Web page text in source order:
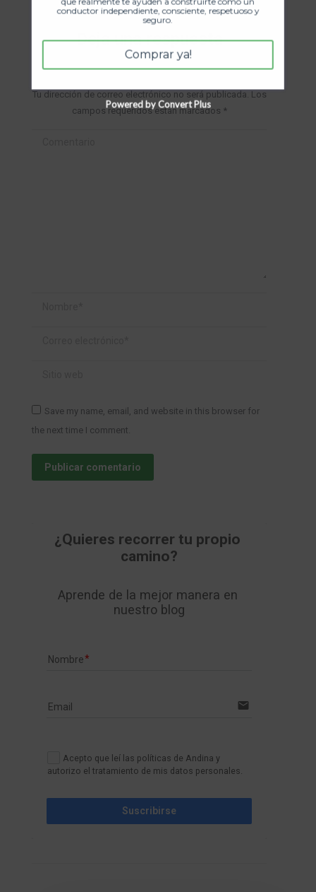
Deja una respuesta
Tu dirección de correo electrónico no será publicada. Los
campos requeridos están marcados *
Save my name, email, and website in this browser for
the next time I comment.
Publicar comentario
¿Quieres recorrer tu propio
camino?
Aprende de la mejor manera en
nuestro blog
Nombre
Email email
Acepto que leí las políticas de Andina y
autorizo el tratamiento de mis datos personales.
Suscribirse
conductor independiente, consciente, respetuoso y
seguro.
Comprar ya!
Powered by Convert Plus